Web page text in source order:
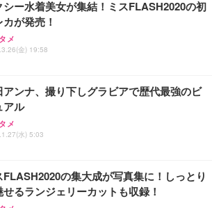
シー水着美女が集結！ミスFLASH2020の初
カが発売！
メ
金) 19:58
アンナ、撮り下しグラビアで歴代最強のビ
アル
メ
水) 5:03
FLASH2020の集大成が写真集に！しっとり
せるランジェリーカットも収録！